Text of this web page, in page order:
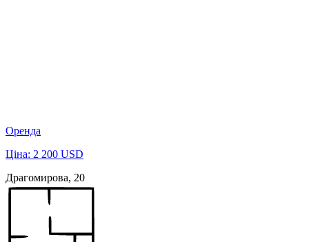
Оренда
Ціна: 2 200 USD
Драгомирова, 20